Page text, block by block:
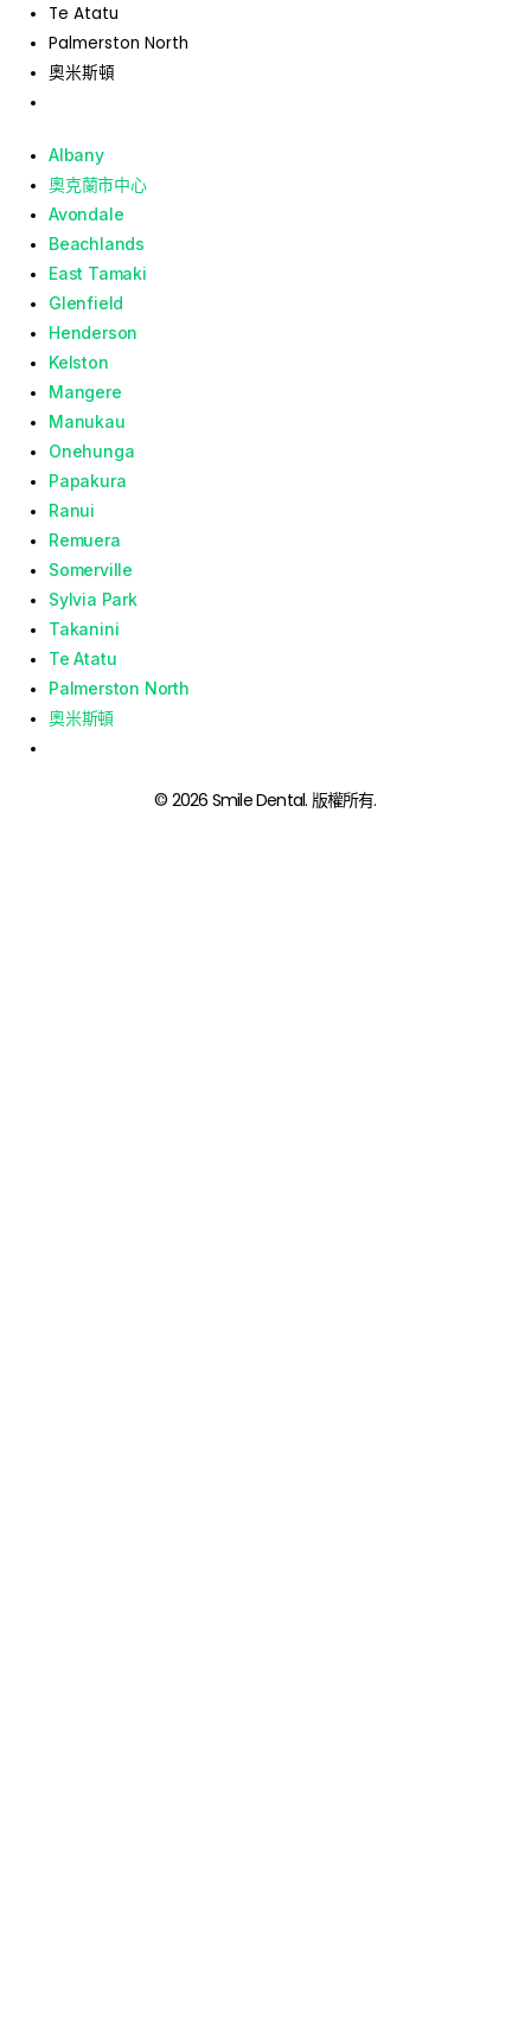
Te Atatu
Palmerston North
奧米斯頓
Albany
奧克蘭市中心
Avondale
Beachlands
East Tamaki
Glenfield
Henderson
Kelston
Mangere
Manukau
Onehunga
Papakura
Ranui
Remuera
Somerville
Sylvia Park
Takanini
Te Atatu
Palmerston North
奧米斯頓
© 2026 Smile Dental. 版權所有.